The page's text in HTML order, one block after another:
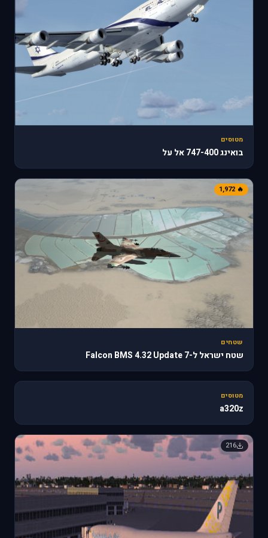
מטוסים
בואינג 747-400 אל על
🔥 1,972
שטחים
שטח ישראל ל-Falcon BMS 4.32 Update 7
🔥 818
מטוסים
a320z
216